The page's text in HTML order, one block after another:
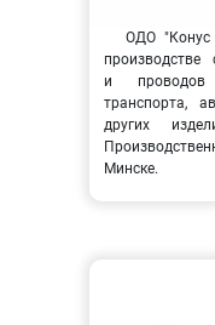
ОДО "Конус
и проводов
транспорта,
других
Минске.